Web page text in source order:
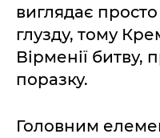
виглядає
глузду, тому
Вірменії битву,
поразку.
Головним